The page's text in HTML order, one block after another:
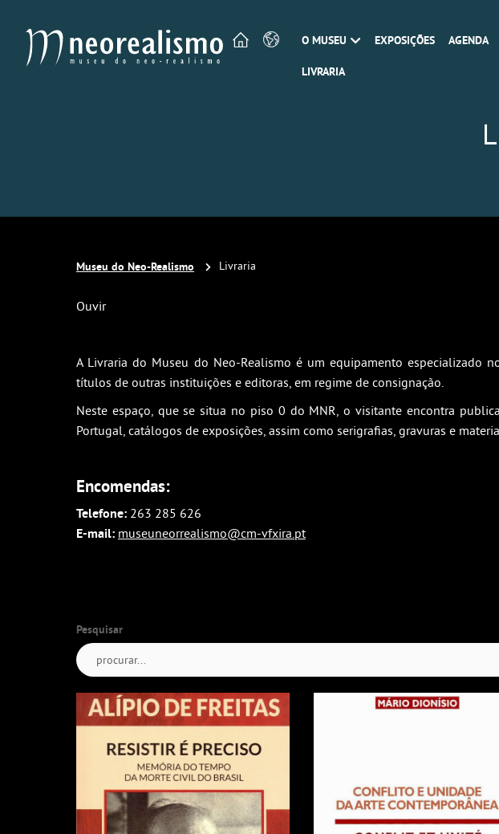
O MUSEU EXPOSIÇÕES AGENDA
LIVRARIA
Museu do Neo-Realismo Livraria
Ouvir
A Livraria do Museu do Neo-Realismo é um equipamento especializado
títulos de outras instituições e editoras, em regime de consignação.
Neste espaço, que se situa no piso 0 do MNR, o visitante encontra
Portugal, catálogos de exposições, assim como serigrafias, gravuras e
Encomendas:
Telefone: 263 285 626
E-mail: museuneorrealismo@cm-vfxira.pt
Pesquisar